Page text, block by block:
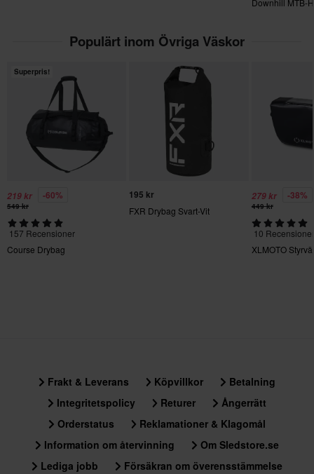
Populärt inom Övriga Väskor
Superpris!
219 kr -60%
549 kr
157 Recensioner
Course Drybag
195 kr
FXR Drybag Svart-Vit
279 kr -38%
449 kr
10 Recensioner
XLMOTO
Frakt & Leverans Köpvillkor
Betalning
Integritetspolicy
Returer
Ångerrätt
Orderstatus
Reklamationer & Klagomål
Information om återvinning
Om Sledstore.se
Lediga jobb
Försäkran om överensstämmelse